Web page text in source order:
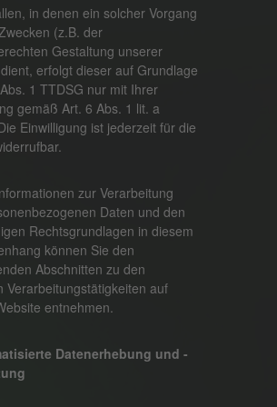
in denen ein solcher Vorgang
(z.B. der
Gestaltung unserer
erfolgt dieser auf Grundlage
1 TTDSG nur mit Ihrer
gemäß Art. 6 Abs. 1 lit. a
Einwilligung ist jederzeit für die
zur Verarbeitung
Daten und den
Rechtsgrundlagen in diesem
können Sie den
Abschnitten zu den
Verarbeitungstätigkeiten auf
entnehmen.
Datenerhebung und -